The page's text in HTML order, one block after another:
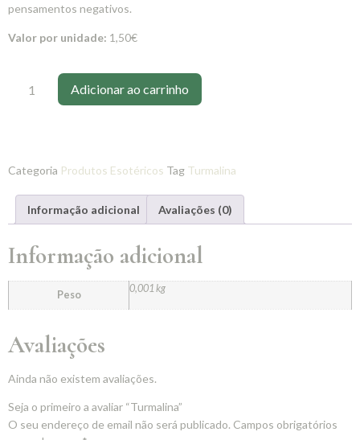
pensamentos negativos.
Valor por unidade: 1,50€
Adicionar ao carrinho
Categoria Produtos Esotéricos Tag Turmalina
Informação adicional Avaliações (0)
Informação adicional
Peso
0,001 kg
Avaliações
Ainda não existem avaliações.
Seja o primeiro a avaliar “Turmalina”
O seu endereço de email não será publicado. Campos obrigatórios